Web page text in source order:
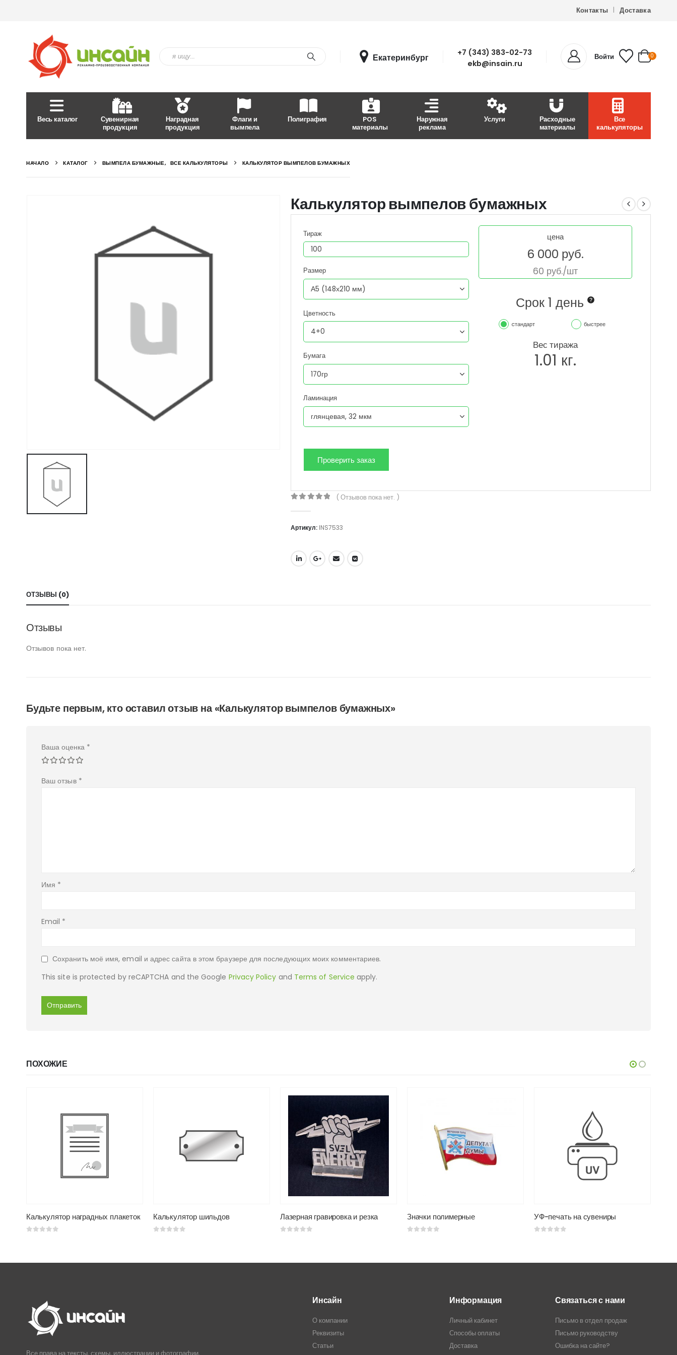
Контакты Доставка
Екатеринбург
+7 (343) 383-02-73
ekb@insain.ru
Войти 0
Весь каталог
Сувенирная
продукция
Наградная
продукция
Флаги и
вымпела
Полиграфия
POS
материалы
Наружная
реклама
Услуги
Расходные
материалы
Все
калькуляторы
НАЧАЛО КАТАЛОГ ВЫМПЕЛА БУМАЖНЫЕ, ВСЕ КАЛЬКУЛЯТОРЫ КАЛЬКУЛЯТОР ВЫМПЕЛОВ БУМАЖНЫХ
Калькулятор вымпелов бумажных
Тираж
Размер
Цветность
Бумага
Ламинация
цена
6 000 руб.
60 руб./шт
Срок 1 день
cтандарт быстрее
Вес тиража
1.01 кг.
( Отзывов пока нет. )
Артикул: INS7533
ОТЗЫВЫ (0)
Отзывы
Отзывов пока нет.
Будьте первым, кто оставил отзыв на «Калькулятор вымпелов бумажных»
Ваша оценка *
Ваш отзыв *
Имя *
Email *
Сохранить моё имя, email и адрес сайта в этом браузере для последующих моих комментариев.
This site is protected by reCAPTCHA and the Google Privacy Policy and Terms of Service apply.
ПОХОЖИЕ
Калькулятор наградных плакеток Калькулятор шильдов Лазерная гравировка и резка Значки полимерные УФ-печать на сувениры
Инсайн
О компании
Реквизиты
Статьи
Информация
Личный кабинет
Способы оплаты
Доставка
Связаться с нами
Письмо в отдел продаж
Письмо руководству
Ошибка на сайте?